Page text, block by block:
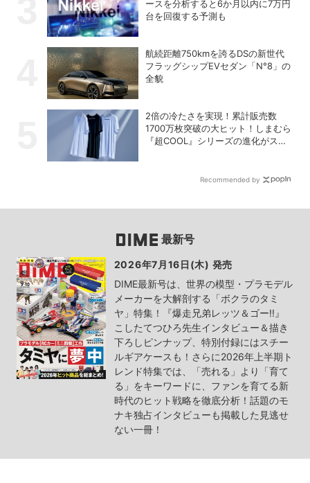
ースを分析すると6か月以内に7万円
台を回復する予測も
航続距離750kmを誇るDSの新世代
フラッグシップEVセダン「N°8」の
全貌
2倍の冷たさを実現！累計販売数
1700万枚突破の大ヒット！しまむら
『超COOL』シリーズの進化がスゴ
Recommended by
最新号
2026年7月16日(木) 発売
DIME最新号は、世界の模型・プラモデル
メーカーを大解剖する「ボクラのタミ
ヤ」特集！『爆走兄弟レッツ＆ゴー!!』
こしたてつひろ先生インタビュー＆描き
下ろしピンナップ、特別付録にはスチー
ルギアケースも！さらに2026年上半期ト
レンド特集では、「売れる」より「育て
る」をキーワードに、ファンを育てる新
時代のヒット戦略を徹底分析！話題のモ
ナキ独占インタビューも掲載した見逃せ
ない一冊！